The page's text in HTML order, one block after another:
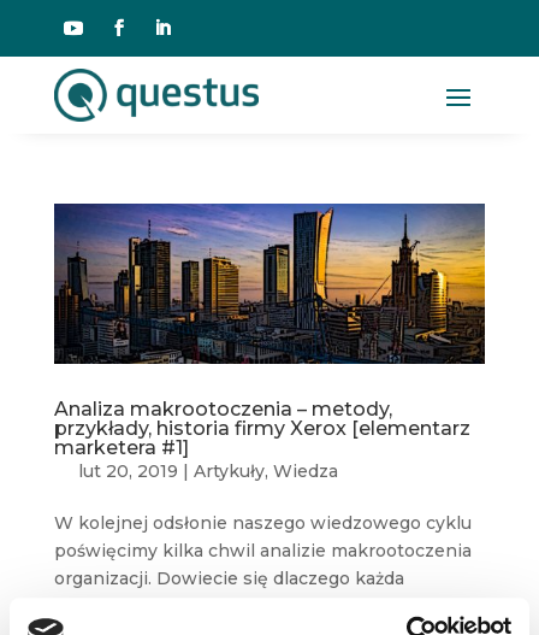
Analiza makrootoczenia – metody,
przykłady, historia firmy Xerox [elementarz
marketera #1]
lut 20, 2019 | Artykuły, Wiedza
W kolejnej odsłonie naszego wiedzowego cyklu
poświęcimy kilka chwil analizie makrootoczenia
organizacji. Dowiecie się dlaczego każda